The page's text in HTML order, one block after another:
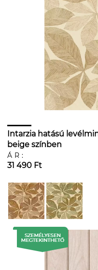
Intarzia hatású
beige színben
ÁR:
31 490 Ft